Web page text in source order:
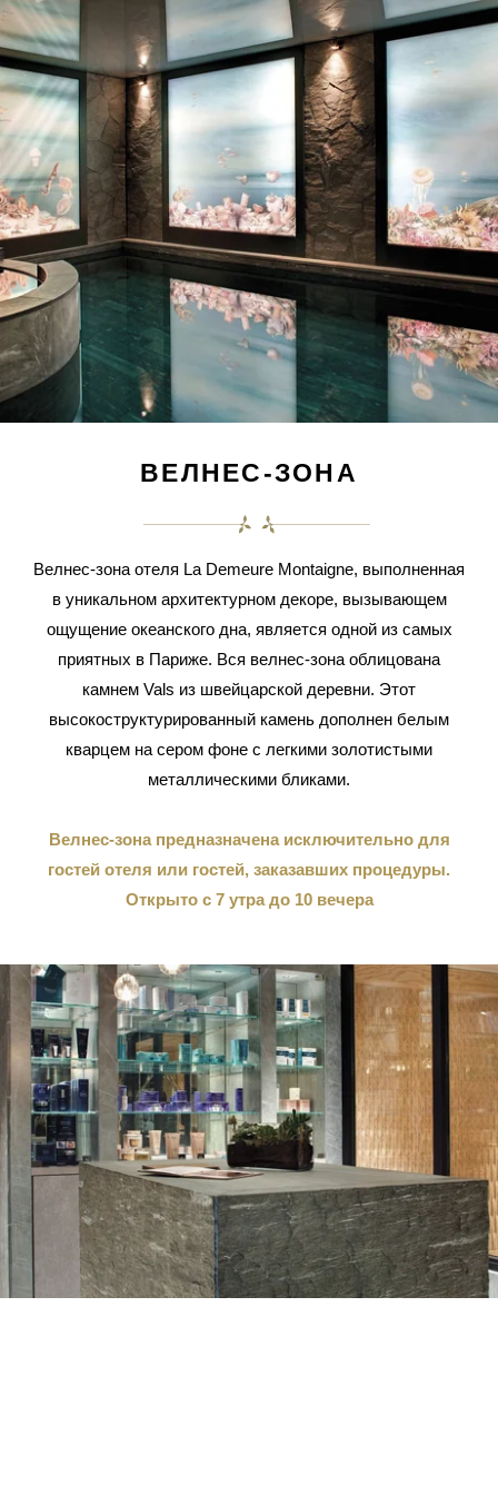
ВЕЛНЕС-ЗОНА
Велнес-зона отеля La Demeure Montaigne, выполненная
в уникальном архитектурном декоре, вызывающем
ощущение океанского дна, является одной из самых
приятных в Париже. Вся велнес-зона облицована
камнем Vals из швейцарской деревни. Этот
высокоструктурированный камень дополнен белым
кварцем на сером фоне с легкими золотистыми
металлическими бликами.
Велнес-зона предназначена исключительно для
гостей отеля или гостей, заказавших процедуры.
Открыто с 7 утра до 10 вечера